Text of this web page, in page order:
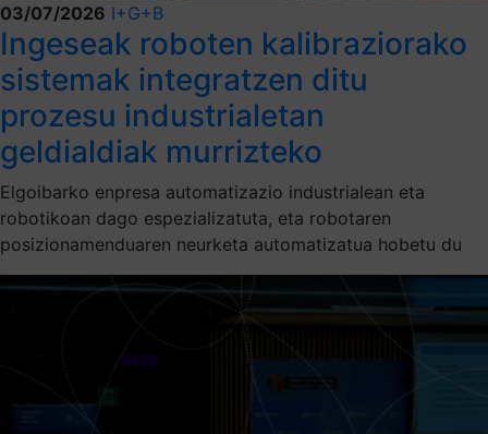
03/07/2026 I+G+B
Ingeseak roboten kalibraziorako
sistemak integratzen ditu
prozesu industrialetan
geldialdiak murrizteko
Elgoibarko enpresa automatizazio industrialean eta
robotikoan dago espezializatuta, eta robotaren
posizionamenduaren neurketa automatizatua hobetu du